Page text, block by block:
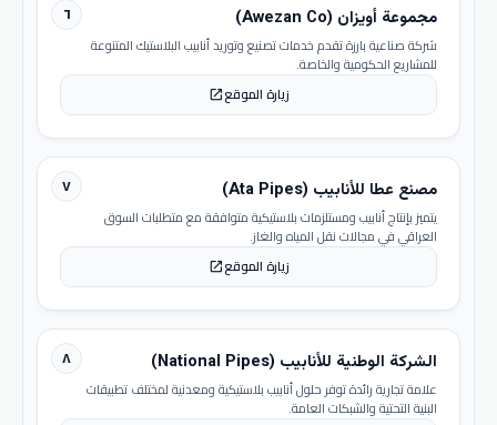
٦ مجموعة أويزان (Awezan Co)
شركة صناعية بارزة تقدم خدمات تصنيع وتوريد أنابيب البلاستيك المتنوعة
للمشاريع الحكومية والخاصة.
زيارة الموقعopen_in_new
٧ مصنع عطا للأنابيب (Ata Pipes)
يتميز بإنتاج أنابيب ومستلزمات بلاستيكية متوافقة مع متطلبات السوق
العراقي في مجالات نقل المياه والغاز.
زيارة الموقعopen_in_new
٨ الشركة الوطنية للأنابيب (National Pipes)
علامة تجارية رائدة توفر حلول أنابيب بلاستيكية ومعدنية لمختلف تطبيقات
البنية التحتية والشبكات العامة.